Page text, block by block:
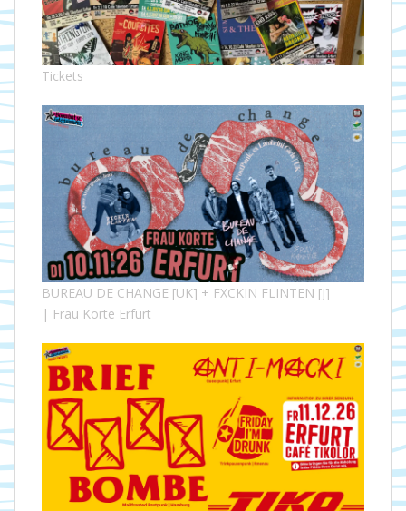
Tickets
BUREAU DE CHANGE [UK] + FXCKIN FLINTEN [J]
| Frau Korte Erfurt